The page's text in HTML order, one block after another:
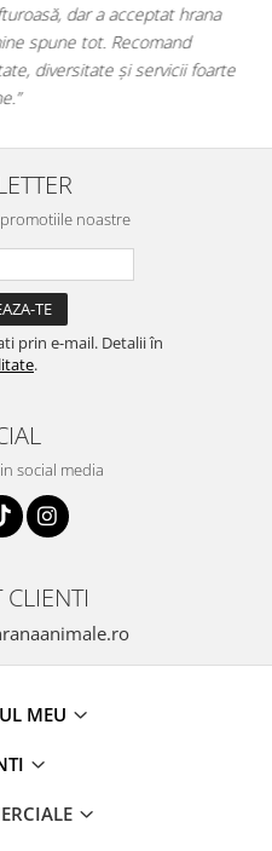
nevoie pentru animalul meu
rapidă, iar produsele au fost
bine organizat și foarte util
de animale.
noastre
prin e-mail. Detalii în
.
social media
MEU